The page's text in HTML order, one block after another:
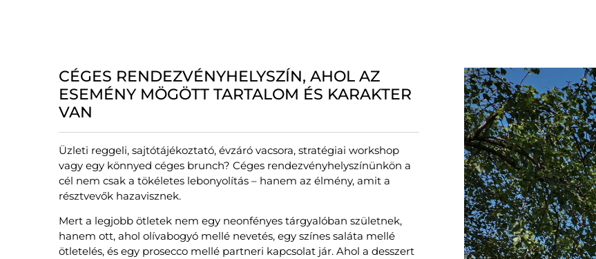
CÉGES RENDEZVÉNYHELYSZÍN, AHOL AZ
ESEMÉNY MÖGÖTT TARTALOM ÉS KARAKTER
VAN
Üzleti reggeli, sajtótájékoztató, évzáró vacsora, stratégiai workshop
vagy egy könnyed céges brunch? Céges rendezvényhelyszínünkön a
cél nem csak a tökéletes lebonyolítás – hanem az élmény, amit a
résztvevők hazavisznek.
Mert a legjobb ötletek nem egy neonfényes tárgyalóban születnek,
hanem ott, ahol olívabogyó mellé nevetés, egy színes saláta mellé
ötletelés, és egy prosecco mellé partneri kapcsolat jár. Ahol a desszert